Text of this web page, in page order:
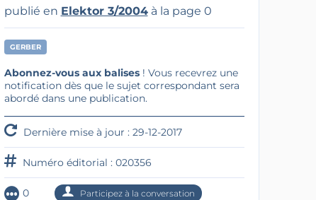
publié en Elektor 3/2004à la page 0
GERBER
Abonnez-vous aux balises! Vous recevrez une
notification dès que le sujet correspondant sera
abordé dans une publication.
Dernière mise à jour : 29-12-2017
Numéro éditorial : 020356
0 Participez à la conversation